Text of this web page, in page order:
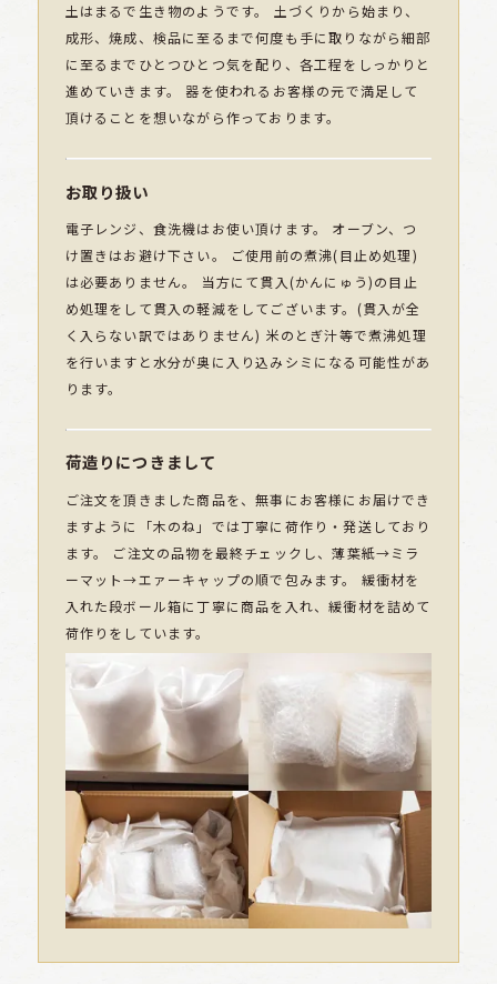
土はまるで生き物のようです。 土づくりから始まり、
成形、焼成、検品に至るまで何度も手に取りながら細部
に至るまでひとつひとつ気を配り、各工程をしっかりと
進めていきます。 器を使われるお客様の元で満足して
頂けることを想いながら作っております。
お取り扱い
電子レンジ、食洗機はお使い頂けます。 オーブン、つ
け置きはお避け下さい。 ご使用前の煮沸(目止め処理)
は必要ありません。 当方にて貫入(かんにゅう)の目止
め処理をして貫入の軽減をしてございます。(貫入が全
く入らない訳ではありません) 米のとぎ汁等で煮沸処理
を行いますと水分が奥に入り込みシミになる可能性があ
ります。
荷造りにつきまして
ご注文を頂きました商品を、無事にお客様にお届けでき
ますように「木のね」では丁寧に荷作り・発送しており
ます。 ご注文の品物を最終チェックし、薄葉紙→ミラ
ーマット→エァーキャップの順で包みます。 緩衝材を
入れた段ボール箱に丁寧に商品を入れ、緩衝材を詰めて
荷作りをしています。